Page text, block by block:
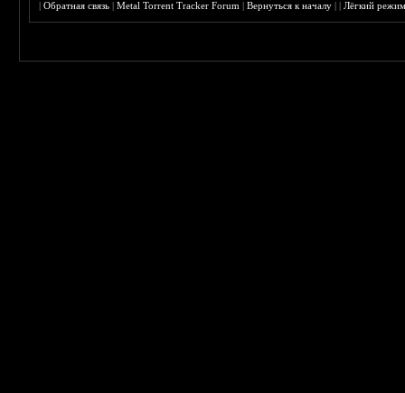
|Обратная связь |Metal Torrent Tracker Forum |Вернуться к началу ||Лёгкий